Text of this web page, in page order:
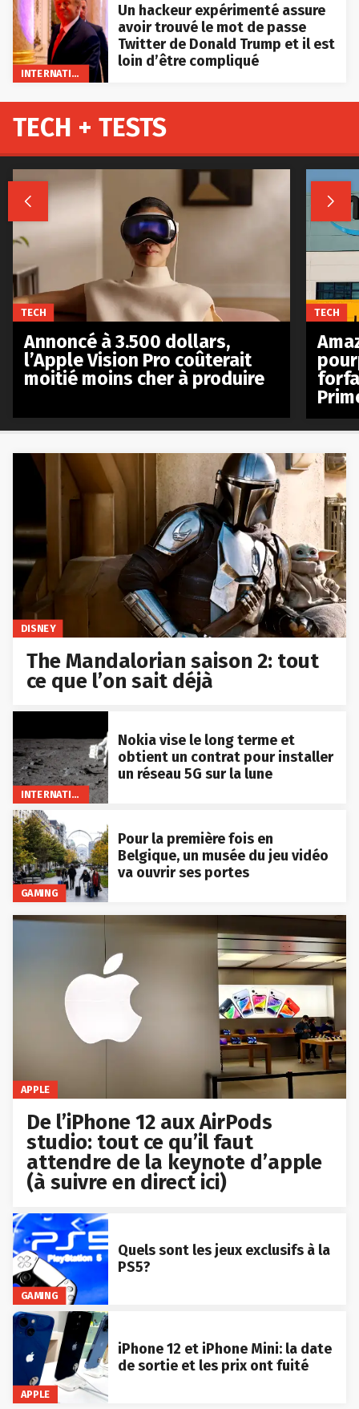
Un hackeur expérimenté assure
avoir trouvé le mot de passe
Twitter de Donald Trump et il est
loin d’être compliqué
DISNEY
The Mandalorian saison 2: tout
ce que l’on sait déjà
Nokia vise le long terme et
obtient un contrat pour installer
un réseau 5G sur la lune
GAMING
Pour la première fois en
Belgique, un musée du jeu vidéo
va ouvrir ses portes
APPLE
De l’iPhone 12 aux AirPods
studio: tout ce qu’il faut
attendre de la keynote d’apple
(à suivre en direct ici)
GAMING
Quels sont les jeux exclusifs à la
PS5?
APPLE
iPhone 12 et iPhone Mini: la date
de sortie et les prix ont fuité
TECH + TESTS
 
TECH
Annoncé à 3.500 dollars,
l’Apple Vision Pro coûterait
moitié moins cher à produire
TECH